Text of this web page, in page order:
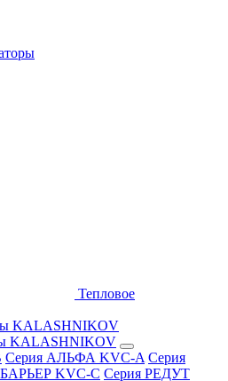
Тепловое
KALASHNIKOV
KALASHNIKOV
Серия АЛЬФА KVC-A Серия
KVC-C Серия РЕДУТ